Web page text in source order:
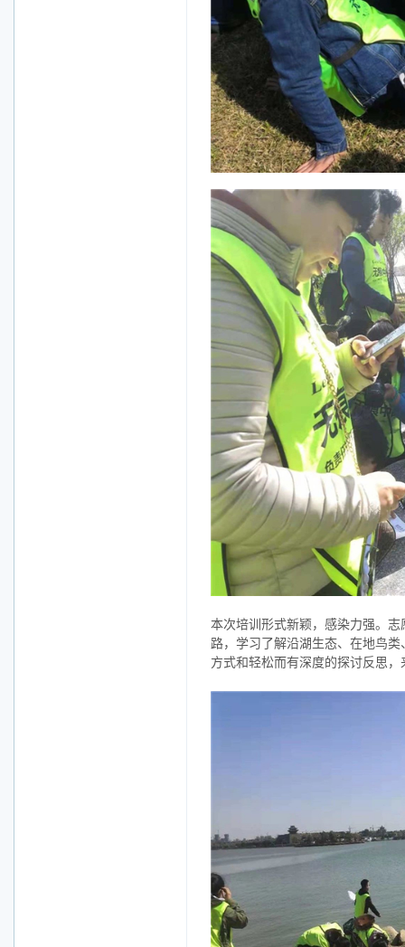
本次培训形式新颖，感染力强。
路，学习了解沿湖生态、在地鸟
方式和轻松而有深度的探讨反思